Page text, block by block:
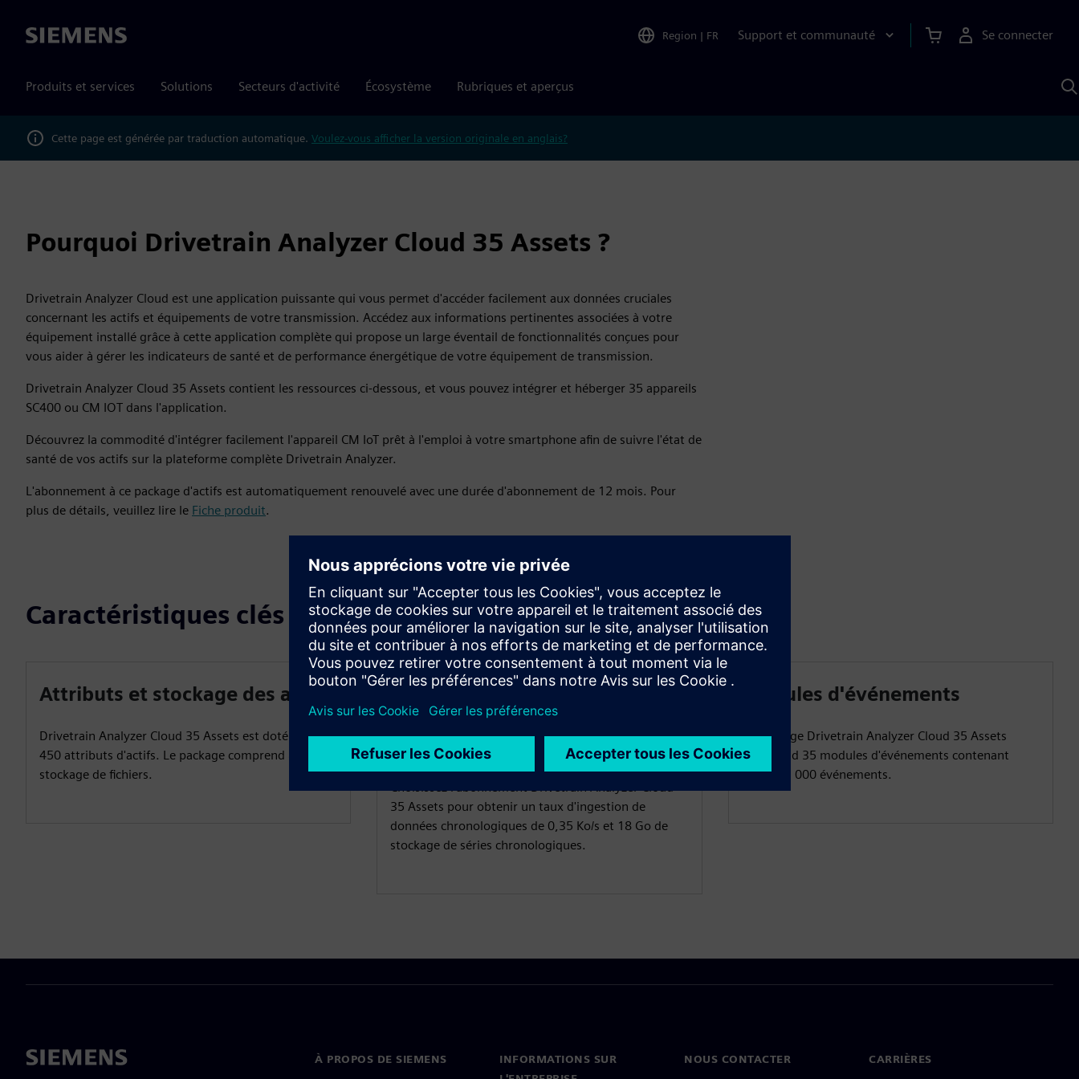
Siemens Region | FR Support et communauté Se connecter
Produits et services Solutions Secteurs d'activité Écosystème Rubriques et aperçus
Cette page est générée par traduction automatique. Voulez-vous afficher la version originale en anglais?
Pourquoi Drivetrain Analyzer Cloud 35 Assets ?
Drivetrain Analyzer Cloud est une application puissante qui vous permet d'accéder facilement aux données cruciales
concernant les actifs et équipements de votre transmission. Accédez aux informations pertinentes associées à votre
équipement installé grâce à cette application complète qui propose un large éventail de fonctionnalités conçues pour
vous aider à gérer les indicateurs de santé et de performance énergétique de votre équipement de transmission.
Drivetrain Analyzer Cloud 35 Assets contient les ressources ci-dessous, et vous pouvez intégrer et héberger 35 appareils
SC400 ou CM IOT dans l'application.
Découvrez la commodité d'intégrer facilement l'appareil CM IoT prêt à l'emploi à votre smartphone afin de suivre l'état de
santé de vos actifs sur la plateforme complète Drivetrain Analyzer.
L'abonnement à ce package d'actifs est automatiquement renouvelé avec une durée d'abonnement de 12 mois. Pour
plus de détails, veuillez lire le Fiche produit.
Caractéristiques clés
Attributs et stockage des actifs
Drivetrain Analyzer Cloud 35 Assets est doté de 2
450 attributs d'actifs. Le package comprend 8 Go de
stockage de fichiers.
Taux d'ingestion et stockage de
données de séries
chronologiques
Choisissez l'abonnement Drivetrain Analyzer Cloud
35 Assets pour obtenir un taux d'ingestion de
données chronologiques de 0,35 Ko/s et 18 Go de
stockage de séries chronologiques.
Modules d'événements
Le package Drivetrain Analyzer Cloud 35 Assets
comprend 35 modules d'événements contenant
chacun 1 000 événements.
À PROPOS DE SIEMENS
INFORMATIONS SUR
NOUS CONTACTER CARRIÈRES